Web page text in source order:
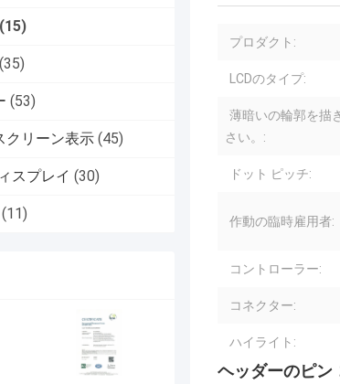
(15)
(35)
(53)
クリーン表示 (45)
スプレイ (30)
(11)
プロダクト:
LCDのタイプ:
薄暗いの輪郭を描
さい。:
ドット ピッチ:
作動の臨時雇用者:
コントローラー:
コネクター:
ハイライト:
ヘッダーのピン